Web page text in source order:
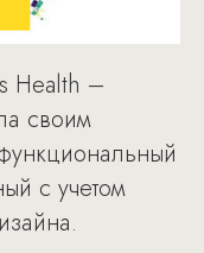
Health –
своим
с учетом